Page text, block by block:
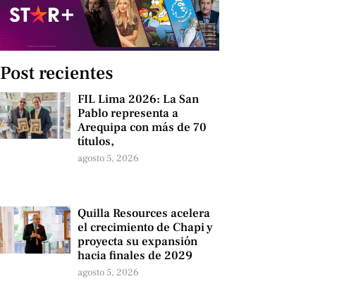
Post recientes
FIL Lima 2026: La San
Pablo representa a
Arequipa con más de 70
títulos,
agosto 5, 2026
Quilla Resources acelera
el crecimiento de Chapi y
proyecta su expansión
hacia finales de 2029
agosto 5, 2026